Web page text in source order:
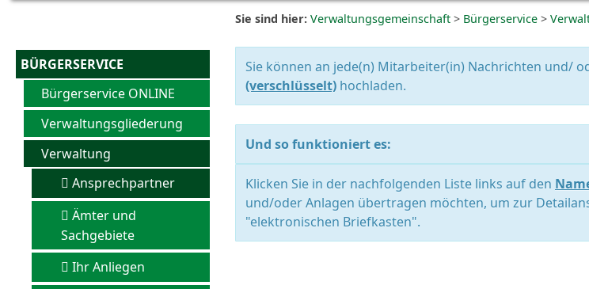
BÜRGERSERVICE
Bürgerservice ONLINE
Verwaltungsgliederung
Verwaltung
Ansprechpartner
Ämter und
Sachgebiete
Ihr Anliegen
Sie sind hier: Verwaltungsgemeinschaft > Bürgerservice >
Sie können an jede(n) Mitarbeiter(in) Nachrichten und/
(verschlüsselt) hochladen.
Und so funktioniert es:
Klicken Sie in der nachfolgenden Liste links auf den
und/oder Anlagen übertragen möchten, um zur
"elektronischen Briefkasten".